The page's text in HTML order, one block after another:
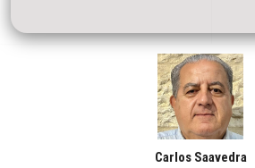
Carlos Saavedra